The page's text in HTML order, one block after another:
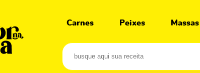
Carnes Peixes Massas